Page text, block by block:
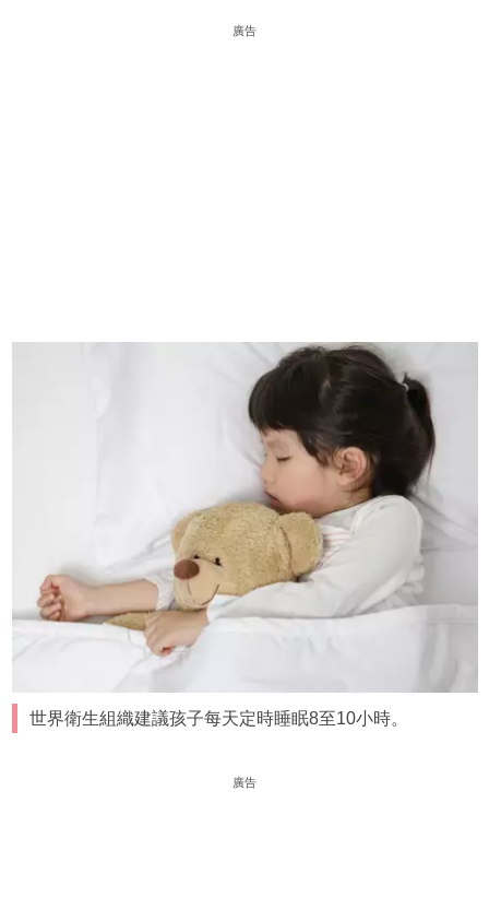
廣告
世界衛生組織建議孩子每天定時睡眠8至10小時。
廣告